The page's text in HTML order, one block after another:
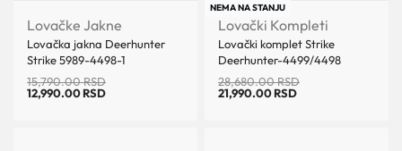
Lovačke Jakne
Lovačka jakna Deerhunter
Strike 5989-4498-1
15,790.00RSD
12,990.00RSD
Uštedi 6,690.00 RSD
NEMA NA STANJU
Lovački Kompleti
Lovački komplet Strike
Deerhunter-4499/4498
28,680.00RSD
21,990.00RSD